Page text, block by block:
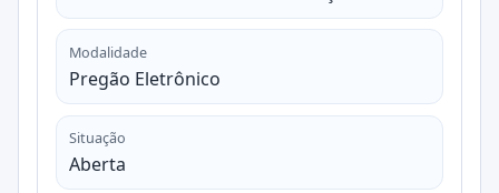
Modalidade
Pregão Eletrônico
Situação
Aberta